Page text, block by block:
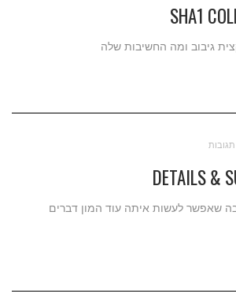
גיבוב ומה החשיבות שלה
שאפשר לעשות איתה עוד המון דברים